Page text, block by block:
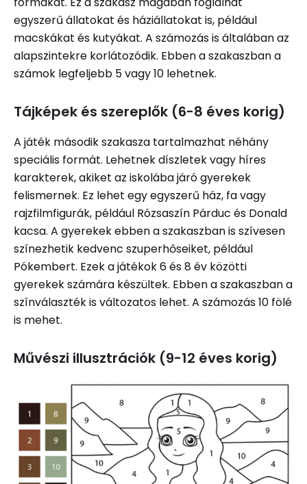
egyszerű állatokat és háziállatokat is, például
macskákat és kutyákat. A számozás is általában az
alapszintekre korlátozódik. Ebben a szakaszban a
számok legfeljebb 5 vagy 10 lehetnek.
Tájképek és szereplők (6-8 éves korig)
A játék második szakasza tartalmazhat néhány
speciális formát. Lehetnek díszletek vagy híres
karakterek, akiket az iskolába járó gyerekek
felismernek. Ez lehet egy egyszerű ház, fa vagy
rajzfilmfigurák, például Rózsaszín Párduc és Donald
kacsa. A gyerekek ebben a szakaszban is szívesen
színezhetik kedvenc szuperhőseiket, például
Pókembert. Ezek a játékok 6 és 8 év közötti
gyerekek számára készültek. Ebben a szakaszban a
színválaszték is változatos lehet. A számozás 10 fölé
is mehet.
Művészi illusztrációk (9-12 éves korig)